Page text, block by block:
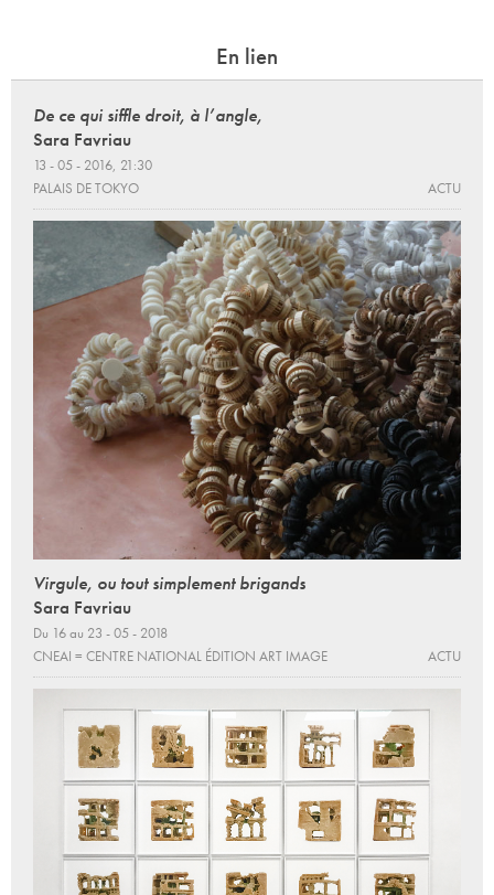
En lien
De ce qui siffle droit, à l’angle,
Sara Favriau
13 - 05 - 2016, 21:30
PALAIS DE TOKYO
ACTU
Virgule, ou tout simplement brigands
Sara Favriau
Du 16 au 23 - 05 - 2018
CNEAI = CENTRE NATIONAL ÉDITION ART IMAGE
ACTU